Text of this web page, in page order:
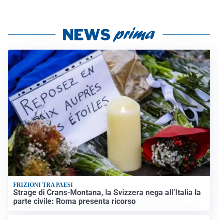
FRIZIONI TRA PAESI
Strage di Crans-Montana, la Svizzera nega all’Italia la
parte civile: Roma presenta ricorso